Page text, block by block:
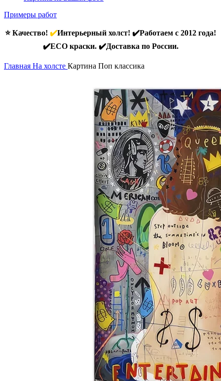
Примеры работ
⭐ Качество! ✔️Интерьерный холст! ✔️Работаем с 2012 года!
✔️ECO краски. ✔️Доставка по России.
Главная На холсте Картина Поп классика